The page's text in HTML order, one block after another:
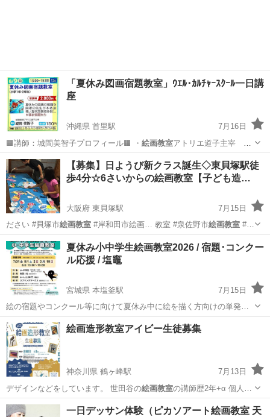
「夏休み図画宿題教室」ｳｴﾙ･ｶﾙﾁｬｰｽｸｰﾙ一日講
座
沖縄県 首里駅
7月16日
🟧講師：城間美智子プロフィール🟧 ・ 絵画教室アトリエ道子主宰
・九州産業大学…
沖縄 那覇市 首里駅 その他 美智子
【募集】日ようび新クラス誕生◇東貝塚駅徒
歩4分☆6さいからの絵画教室【子ども造…
大阪府 東貝塚駅
7月15日
ださい #貝塚市絵画教室#岸和田市絵画… 教室 #泉佐野市絵画教室#熊
取町絵画教…
大阪 貝塚市 東貝塚駅 水彩画 クラス
夏休み小中学生絵画教室2026 / 宿題･コンクー
ル応援 / 塩竈
宮城県 本塩釜駅
7月15日
絵の宿題やコンクール等に向けて夏休み中に絵を描く方向けの単発教
室です。 おうちで描いているものを完成させたい、描き方を相談した
いなど、宿題以外の内容もお気軽にご相談ください。 先生が一人一人
の描きたいものに合わせアドバイ...
宮城 塩竈市 本塩釜駅 絵画 絵画教室
絵画造形教室アイビー生徒募集
神奈川県 鶴ヶ峰駅
7月13日
デザインなどをしています。 世田谷の絵画教室の講師歴2年+α 個人宅
訪問レッスン…
神奈川 横浜市 鶴ヶ峰駅 絵画 鉛筆画
一日デッサン体験（ピカソアート絵画教室 天